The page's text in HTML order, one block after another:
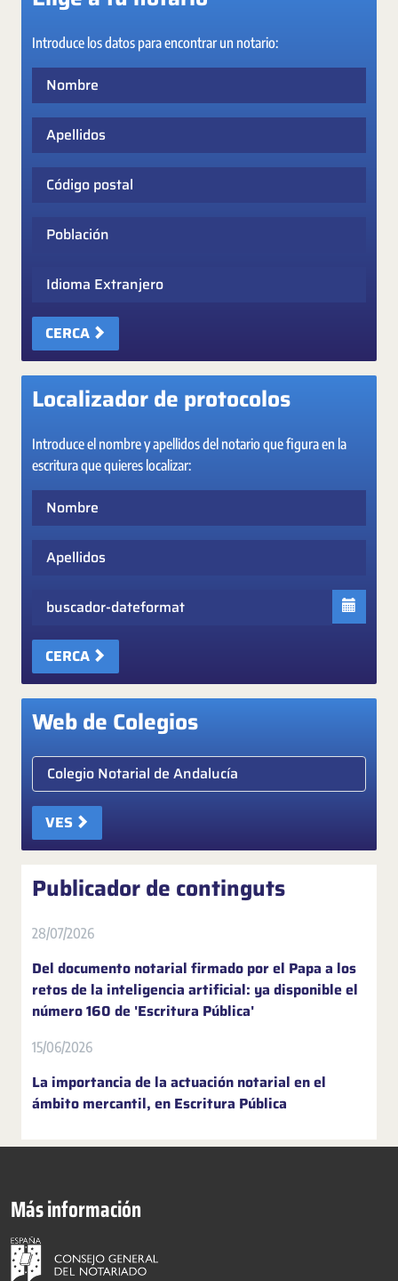
Introduce los datos para encontrar un notario:
Apellidos
Código postal
Población
Idioma Extranjero
CERCA
Localizador de protocolos
Introduce el nombre y apellidos del notario que figura en la
escritura que quieres localizar:
Apellidos
Fecha
CERCA
Web de Colegios
Elige colegio notarial
VES
Publicador de continguts
28/07/2026
Del documento notarial firmado por el Papa a los
retos de la inteligencia artificial: ya disponible el
número 160 de 'Escritura Pública'
15/06/2026
La importancia de la actuación notarial en el
ámbito mercantil, en Escritura Pública
Más información